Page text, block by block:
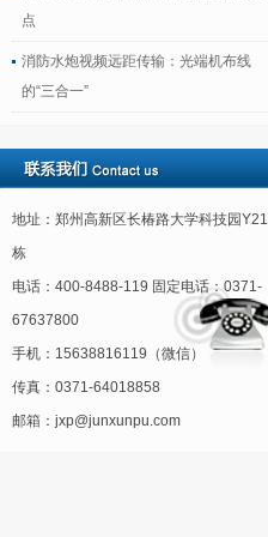
点
消防水炮视频远距传输：光端机布线
的“三合一”
地址：郑州高新区长椿路大学科技园Y21
栋
电话：400-8488-119 固定电话：0371-
67637800
手机：15638816119（微信）
传真：0371-64018858
邮箱：jxp@junxunpu.com